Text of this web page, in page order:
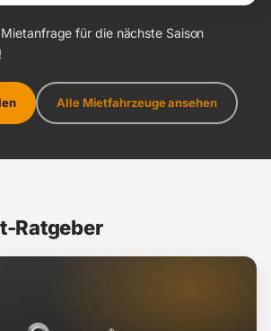
für die nächste Saison
Alle Mietfahrzeuge ansehen
Ratgeber